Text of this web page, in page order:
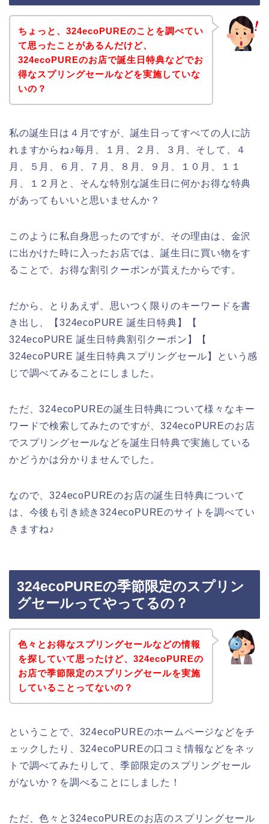
ちょっと、324ecoPUREのことを調べてい
て思ったことがあるんだけど、
324ecoPUREのお店で誕生日特典などでお
得なスプリングセールなどを実施していな
いの？
私の誕生日は４月ですが、誕生日ってすべての人に訪
れますからね♪毎月、１月、２月、３月、そして、４
月、５月、６月、７月、８月、９月、１０月、１１
月、１２月と、そんな特別な誕生日に何かお得な特典
があってもいいと思いませんか？
このように私自身思ったのですが、その理由は、金沢
に出かけた時に入ったお店では、誕生日に買い物をす
ることで、お得な割引クーポンが貰えたからです。
だから、とりあえず、思いつく限りのキーワードを書
き出し、【324ecoPURE 誕生日特典】【
324ecoPURE 誕生日特典割引クーポン】【
324ecoPURE 誕生日特典スプリングセール】という感
じで調べてみることにしました。
ただ、324ecoPUREの誕生日特典について様々なキー
ワードで検索してみたのですが、324ecoPUREのお店
でスプリングセールなどを誕生日特典で実施している
かどうかは分かりませんでした。
なので、324ecoPUREのお店の誕生日特典について
は、今後も引き続き324ecoPUREのサイトを調べてい
きますね♪
324ecoPUREの季節限定のスプリン
グセールってやってるの？
色々とお得なスプリングセールなどの情報
を探していて思ったけど、324ecoPUREの
お店で季節限定のスプリングセールを実施
していることってないの？
ということで、324ecoPUREのホームページなどをチ
ェックしたり、324ecoPUREの口コミ情報などをネッ
トで調べてみたりして、季節限定のスプリングセール
がないか？を調べることにしました！
ただ、色々と324ecoPUREのお店のスプリングセール